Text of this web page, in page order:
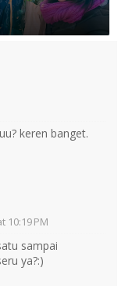
keren banget.
10:19 PM
sampai
ya?:)